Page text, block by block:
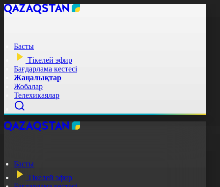
Басты
Тікелей эфир
Бағдарлама кестесі
Жаңалықтар
Жобалар
Телехикаялар
Басты
Тікелей эфир